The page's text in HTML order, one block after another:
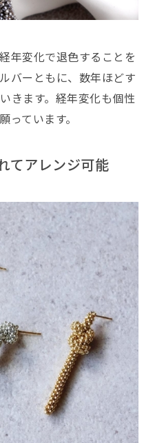
年変化で退色することを
バーともに、数年ほどす
きます。経年変化も個性
っています。
てアレンジ可能